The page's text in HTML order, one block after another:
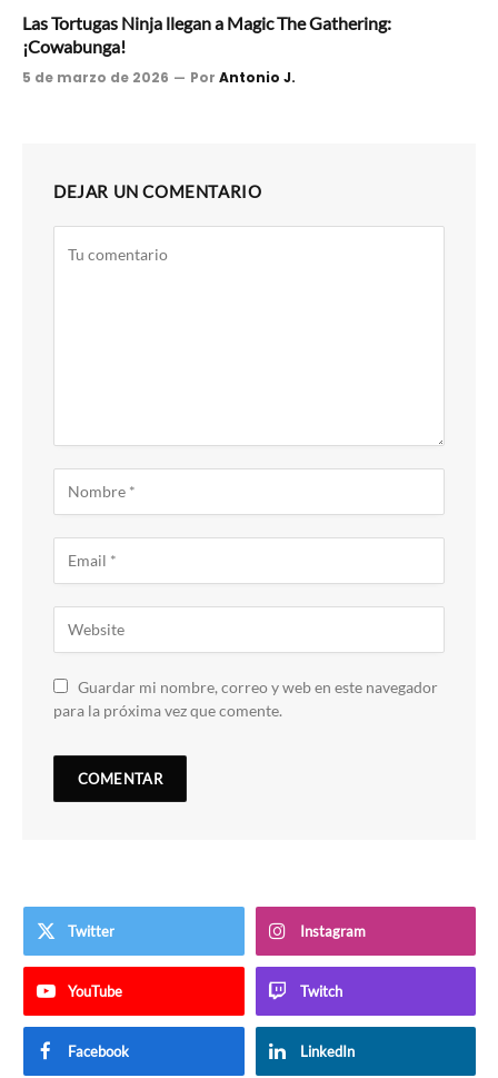
Las Tortugas Ninja llegan a Magic The Gathering:
¡Cowabunga!
5 de marzo de 2026 Por Antonio J.
DEJAR UN COMENTARIO
Guardar mi nombre, correo y web en este navegador
para la próxima vez que comente.
Twitter Instagram
YouTube Twitch
Facebook LinkedIn